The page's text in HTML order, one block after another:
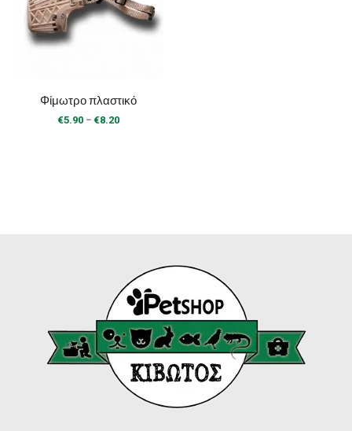
Φίμωτρο πλαστικό
€5.90 – €8.20Price